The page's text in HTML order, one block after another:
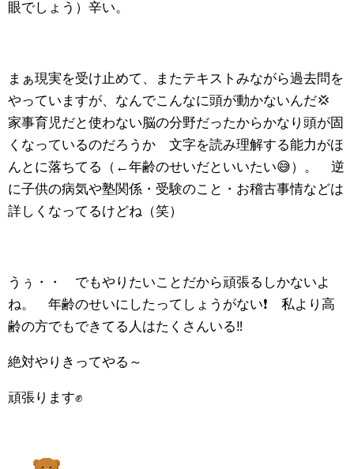
眼でしょう）辛い。
まぁ現実を受け止めて、またテキストみながら過去問を
やっていますが、なんでこんなに頭が動かないんだ💢
家事育児だと使わない脳の分野だったからかなり頭が固
くなっているのだろうか 文字を読み理解する能力がほ
んとに落ちてる（←年齢のせいだといいたい😅）。 逆
に子供の病気や塾関係・受験のこと・お稽古事情などは
詳しくなってるけどね（笑）
うぅ・・ でもやりたいことだから頑張るしかないよ
ね。 年齢のせいにしたってしょうがない❗️ 私より高
齢の方でもできてる人はたくさんいる‼️
絶対やりきってやる～
頑張ります✊